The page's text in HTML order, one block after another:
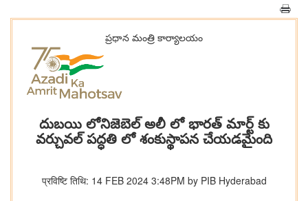
ప్రధాన మంత్రి కార్యాలయం
దుబయి లోనిజెబెల్ అలీ లో భారత్ మార్ట్ కు
వర్చువల్ పద్ధతి లో శంకుస్థాపన చేయడమైంది
प्रविष्टि तिथि: 14 FEB 2024 3:48PM by PIB Hyderabad